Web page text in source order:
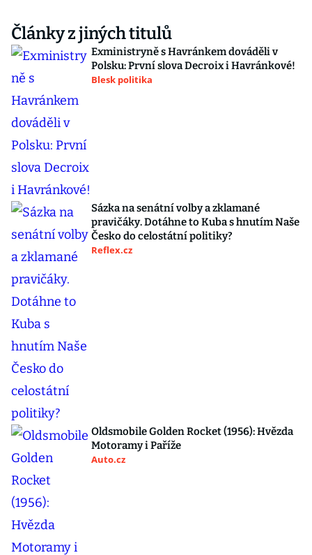
Články z jiných titulů
Exministryně s Havránkem dováděli v
Polsku: První slova Decroix i Havránkové!
Blesk politika
Sázka na senátní volby a zklamané
pravičáky. Dotáhne to Kuba s hnutím Naše
Česko do celostátní politiky?
Reflex.cz
Oldsmobile Golden Rocket (1956): Hvězda
Motoramy i Paříže
Auto.cz